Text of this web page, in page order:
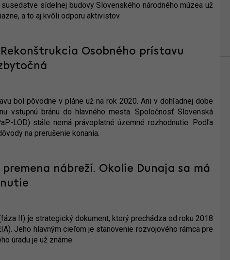
sídelnej budovy Slovenského národného múzea už
a to aj kvôli odporu aktivistov.
Osobného prístavu
bol pôvodne v pláne už na rok 2020. Ani v dohľadnej dobe
vstupnú bránu do hlavného mesta. Spoločnosť Slovenská
LOD) stále nemá právoplatné územné rozhodnutie. Podľa
na prerušenie konania.
nábreží. Okolie Dunaja sa má
II) je strategický dokument, ktorý prechádza od roku 2018
Jeho hlavným cieľom je stanovenie rozvojového rámca pre
úradu je už známe.